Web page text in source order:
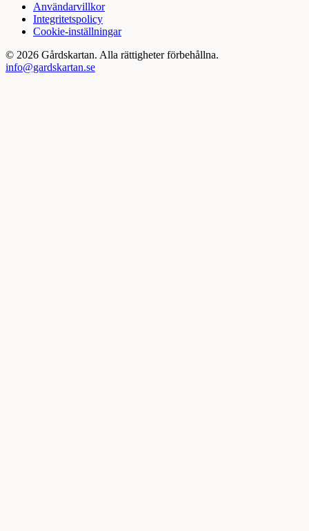
Användarvillkor
Integritetspolicy
Cookie-inställningar
© 2026 Gårdskartan. Alla rättigheter förbehållna.
info@gardskartan.se